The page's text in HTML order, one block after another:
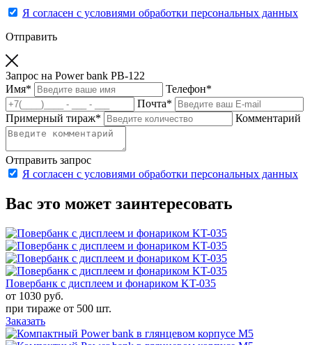
Я согласен с условиями обработки персональных данных
Отправить
Запрос на Power bank PB-122
Имя* Телефон*
Почта*
Примерный тираж* Комментарий
Отправить запрос
Я согласен с условиями обработки персональных данных
Вас это может заинтересовать
Повербанк с дисплеем и фонариком KT-035
от 1030 руб.
при тираже от 500 шт.
Заказать